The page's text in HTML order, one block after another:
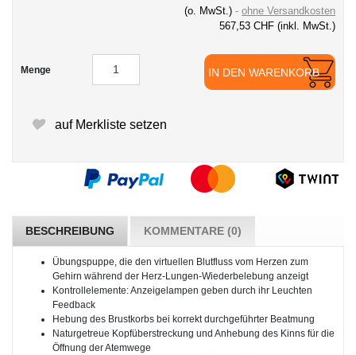
(o. MwSt.)
ohne Versandkosten
567,53 CHF (inkl. MwSt.)
Menge IN DEN WARENKORB
auf Merkliste setzen
BESCHREIBUNG KOMMENTARE (0)
Übungspuppe, die den virtuellen Blutfluss vom Herzen zum
Gehirn während der Herz-Lungen-Wiederbelebung anzeigt
Kontrollelemente: Anzeigelampen geben durch ihr Leuchten
Feedback
Hebung des Brustkorbs bei korrekt durchgeführter Beatmung
Naturgetreue Kopfüberstreckung und Anhebung des Kinns für die
Öffnung der Atemwege